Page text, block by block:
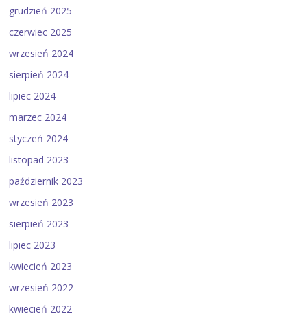
grudzień 2025
czerwiec 2025
wrzesień 2024
sierpień 2024
lipiec 2024
marzec 2024
styczeń 2024
listopad 2023
październik 2023
wrzesień 2023
sierpień 2023
lipiec 2023
kwiecień 2023
wrzesień 2022
kwiecień 2022